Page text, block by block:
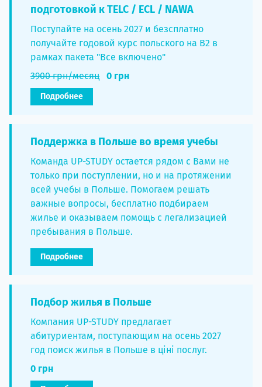
подготовкой к TELC / ECL / NAWA
Поступайте на осень 2027 и безсплатно
получайте годовой курс польского на B2 в
рамках пакета "Все включено"
3900 грн/месяц
0 грн
Подробнее
Поддержка в Польше во время учебы
Команда UP-STUDY остается рядом с Вами не
только при поступлении, но и на протяжении
всей учебы в Польше. Помогаем решать
важные вопросы, бесплатно подбираем
жилье и оказываем помощь с легализацией
пребывания в Польше.
Подробнее
Подбор жилья в Польше
Компания UP-STUDY предлагает
абитуриентам, поступающим на осень 2027
год поиск жилья в Польше в ціні послуг.
0 грн